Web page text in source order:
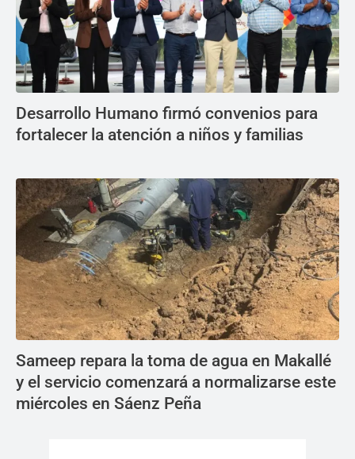
Desarrollo Humano firmó convenios para
fortalecer la atención a niños y familias
Sameep repara la toma de agua en Makallé
y el servicio comenzará a normalizarse este
miércoles en Sáenz Peña